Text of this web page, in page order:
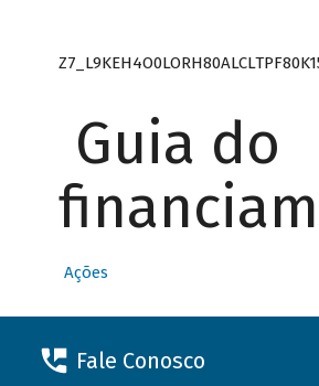
Guia do
Ações
Fale Conosco